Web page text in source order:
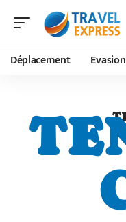
Déplacement Evasion